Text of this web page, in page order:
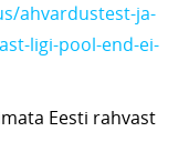
ahvardustest-ja-
ligi-pool-end-ei-
Eesti rahvast